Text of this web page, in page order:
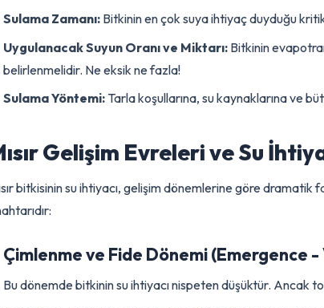
Uygulanacak Suyun Kalitesi:Sulama suyunun
konsantrasyonları, bitki sağlığı ve toprak yapısı
Sulama Zamanı:Bitkinin en çok suya ihtiyaç
Uygulanacak Suyun Oranı ve Miktarı:Bitkinin
Sulama Yöntemi: Tarla koşullarına, su
Mısır Gelişim Evreleri ve Su
Mısır bitkisinin su ihtiyacı, gelişim dönemlerine göre
anahtarıdır: